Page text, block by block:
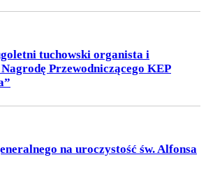
tuchowski organista i
Przewodniczącego KEP
na uroczystość św. Alfonsa